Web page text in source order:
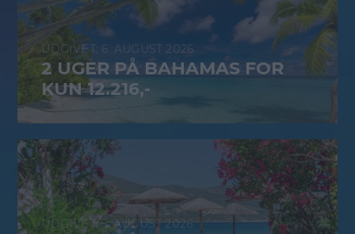
6. AUGUST 2026
2 UGER PÅ BAHAMAS FOR
KUN 12.216,-
5. AUGUST 2026